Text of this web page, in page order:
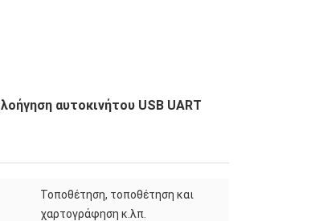
αυτοκινήτου USB UART
Τοποθέτηση, τοποθέτηση και
χαρτογράφηση κ.λπ.